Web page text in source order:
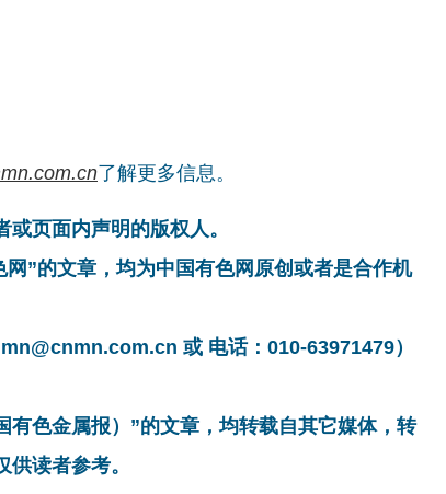
了解更多信息。
页面内声明的版权人。
”的文章，均为中国有色网原创或者是合作机
或 电话：010-63971479）
有色金属报）”的文章，均转载自其它媒体，转
读者参考。